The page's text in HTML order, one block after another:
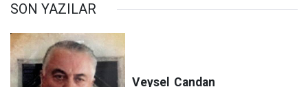
SON YAZILAR
Veysel Candan